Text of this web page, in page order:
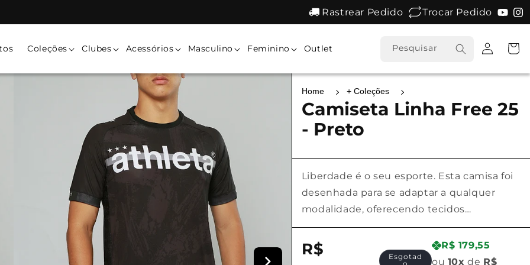
Rastrear Pedido Trocar Pedido
Coleções Clubes Acessórios Masculino Feminino Outlet Pesquisar
login
Home + Coleções
Camiseta Linha Free 25
- Preto
Liberdade é o seu esporte. Esta camisa foi
desenhada para se adaptar a qualquer
modalidade, oferecendo tecidos
inteligentes que garantem um toque
suave e alta respirabilidade. Seja na corrida,
no treino funcional ou no dia a dia, ela
Preço
normal
R$
Esgotad
ou 10x de R$
R$ 179,55